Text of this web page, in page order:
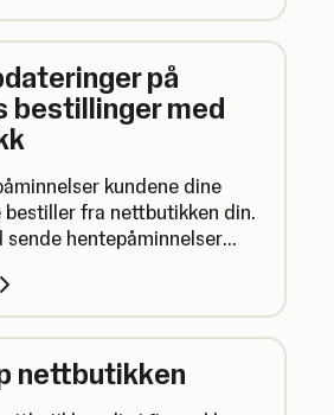
på
bestillinger med
kundene dine
bestiller fra nettbutikken din.
sende hentepåminnelser
i e-postene kundene dine
nettbutikken